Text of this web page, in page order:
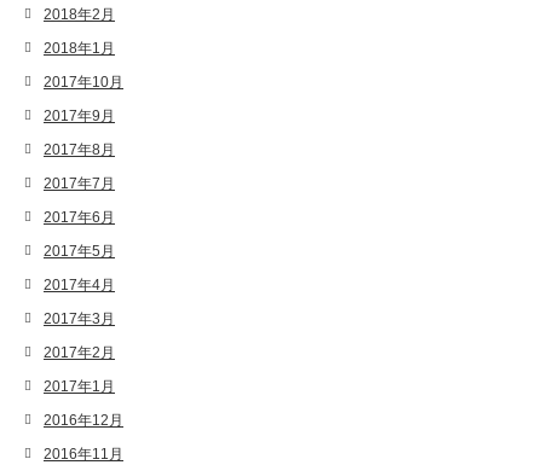
2018年2月
2018年1月
2017年10月
2017年9月
2017年8月
2017年7月
2017年6月
2017年5月
2017年4月
2017年3月
2017年2月
2017年1月
2016年12月
2016年11月